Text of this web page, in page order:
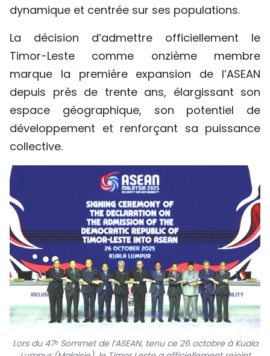
dynamique et centrée sur ses populations.
La décision d’admettre officiellement le
Timor-Leste comme onzième membre
marque la première expansion de l’ASEAN
depuis près de trente ans, élargissant son
espace géographique, son potentiel de
développement et renforçant sa puissance
collective.
Lors du 47ᵉ Sommet de l’ASEAN, tenu ce 26 octobre à Kuala